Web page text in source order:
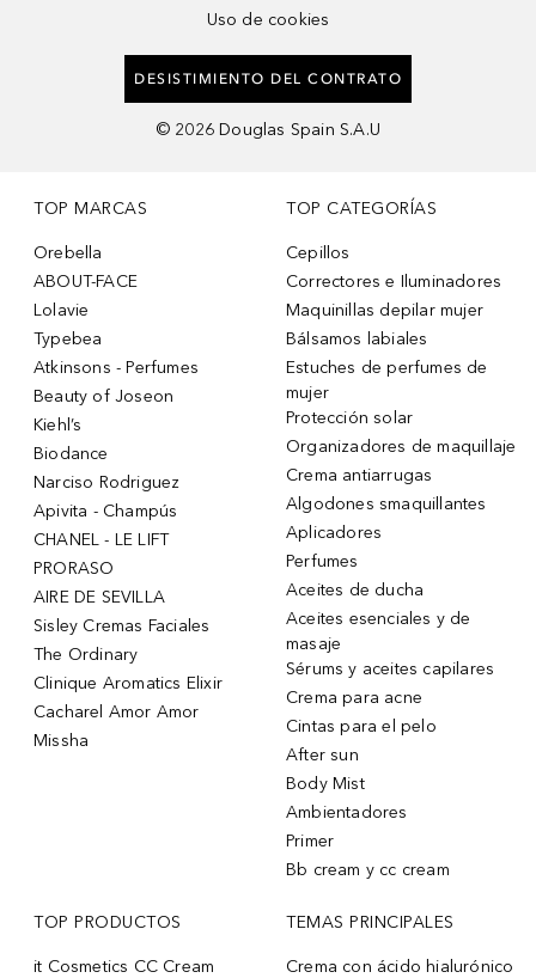
Uso de cookies
DESISTIMIENTO DEL CONTRATO
© 2026 Douglas Spain S.A.U
TOP MARCAS
Orebella
ABOUT-FACE
Lolavie
Typebea
Atkinsons - Perfumes
Beauty of Joseon
Kiehl’s
Biodance
Narciso Rodriguez
Apivita - Champús
CHANEL - LE LIFT
PRORASO
AIRE DE SEVILLA
Sisley Cremas Faciales
The Ordinary
Clinique Aromatics Elixir
Cacharel Amor Amor
Missha
TOP CATEGORÍAS
Cepillos
Correctores e Iluminadores
Maquinillas depilar mujer
Bálsamos labiales
Estuches de perfumes de
mujer
Protección solar
Organizadores de maquillaje
Crema antiarrugas
Algodones smaquillantes
Aplicadores
Perfumes
Aceites de ducha
Aceites esenciales y de
masaje
Sérums y aceites capilares
Crema para acne
Cintas para el pelo
After sun
Body Mist
Ambientadores
Primer
Bb cream y cc cream
TOP PRODUCTOS
it Cosmetics CC Cream
TEMAS PRINCIPALES
Crema con ácido hialurónico